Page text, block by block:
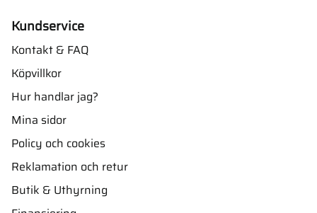
Kundservice
Kontakt & FAQ
Köpvillkor
Hur handlar jag?
Mina sidor
Policy och cookies
Reklamation och retur
Butik & Uthyrning